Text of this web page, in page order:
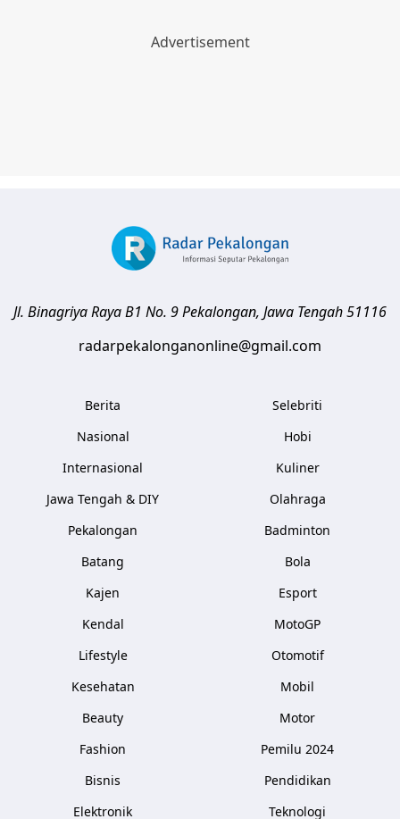
Jl. Binagriya Raya B1 No. 9Pekalongan, Jawa Tengah51116
radarpekalonganonline@gmail.com
Berita
Nasional
Internasional
Jawa Tengah & DIY
Pekalongan
Batang
Kajen
Kendal
Lifestyle
Kesehatan
Beauty
Fashion
Bisnis
Elektronik
Selebriti
Hobi
Kuliner
Olahraga
Badminton
Bola
Esport
MotoGP
Otomotif
Mobil
Motor
Pemilu 2024
Pendidikan
Teknologi